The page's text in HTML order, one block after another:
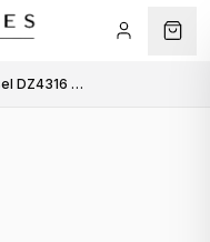
Montre Diesel DZ4316 en Acier Noir avec Verre Iridescent